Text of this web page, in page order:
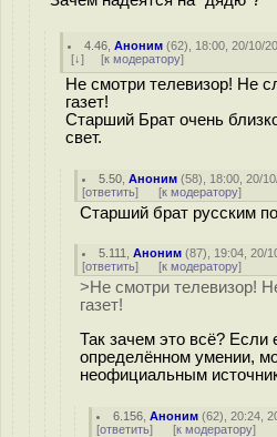
4.46 ,Аноним (62), 18:00, 20/10/
[↓] [к модератору]
Не смотри телевизор! Не
газет!
Старший Брат очень
свет.
5.50 ,Аноним (58), 18:00, 20/
[ответить] [к модератору]
Старший брат русским
5.111 ,Аноним (87), 19:04, 20/
[ответить] [к модератору]
>Не смотри телевизор!
газет!
Так зачем это всё? Если
определённом умении,
неофициальным
6.156 ,Аноним (62), 20:24,
[ответить] [к модератору]